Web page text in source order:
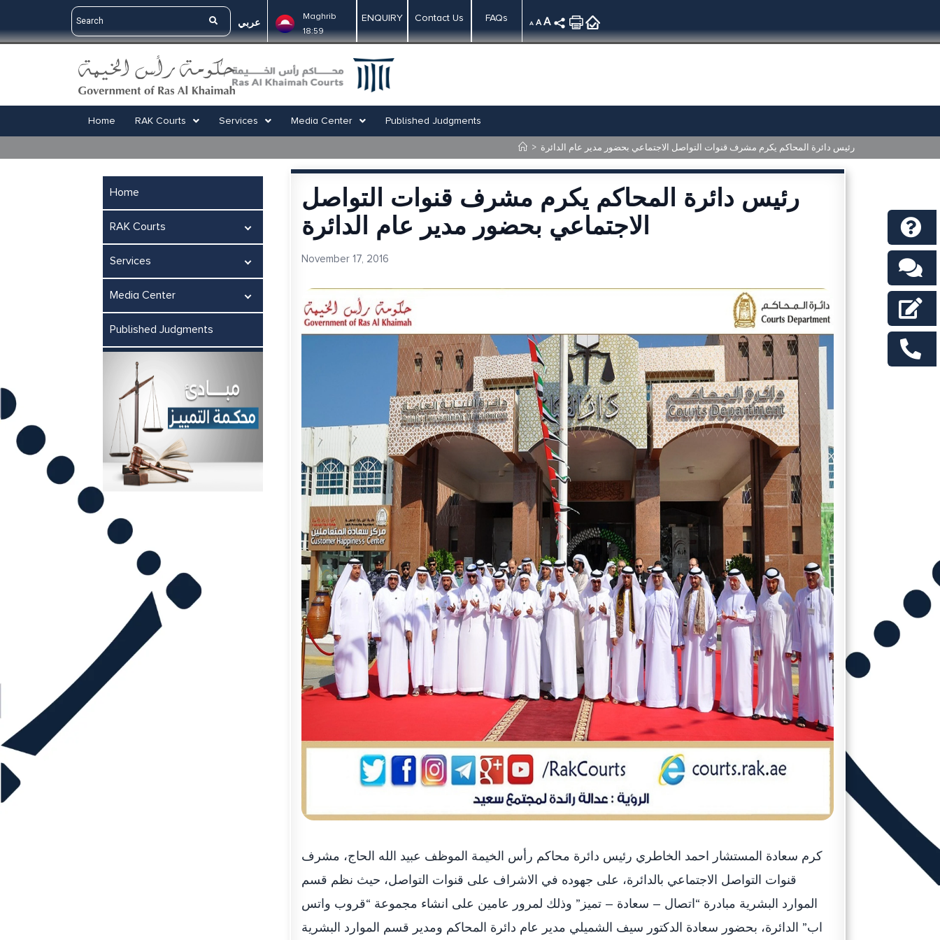
عربي
Maghrib
18:59
ENQUIRY Contact Us FAQs A A A
Home RAK Courts Services Media Center Published Judgments
> رئيس دائرة المحاكم يكرم مشرف قنوات التواصل الاجتماعي بحضور مدير عام الدائرة
Home
RAK Courts
Services
Media Center
Published Judgments
رئيس دائرة المحاكم يكرم مشرف قنوات التواصل
الاجتماعي بحضور مدير عام الدائرة
November 17, 2016
كرم سعادة المستشار احمد الخاطري رئيس دائرة محاكم رأس الخيمة الموظف عبيد الله الحاج، مشرف
قنوات التواصل الاجتماعي بالدائرة، على جهوده في الاشراف على قنوات التواصل، حيث نظم قسم
الموارد البشرية مبادرة “اتصال – سعادة – تميز” وذلك لمرور عامين على انشاء مجموعة “قروب واتس
اب” الدائرة، بحضور سعادة الدكتور سيف الشميلي مدير عام دائرة المحاكم ومدير قسم الموارد البشرية